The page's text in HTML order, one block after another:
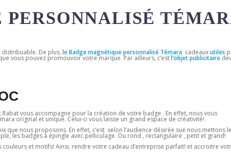
distribuable. De plus, le Badge magnétique personnalisé Témara cadeauxutiles
vous pouvez promouvoir votre marque. Par ailleurs, c’estl’objet publicitaire
Rabat vous accompagne pour la création de votre badge . En effet, nous vous
original et unique. Celui-ci vous laisse un grand espace de créativité!
nous proposons. En effet, c’est selon l’audience désirée sue nous mettons
les badges à épingle avec pelliculage. Ou rond , rectangulaire , petit et grand!
et motifs! Ainsi, rendre votre cadeau d’entreprise parfait! et accroitre